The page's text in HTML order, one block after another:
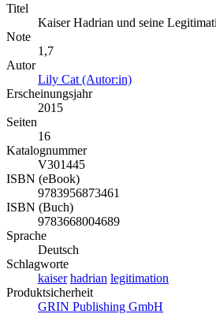
Titel
Kaiser Hadrian und seine
Note
1,7
Autor
Lily Cat (Autor:in)
Erscheinungsjahr
2015
Seiten
16
Katalognummer
V301445
ISBN (eBook)
9783956873461
ISBN (Buch)
9783668004689
Sprache
Deutsch
Schlagworte
kaiser hadrian legitimation
Produktsicherheit
GRIN Publishing GmbH